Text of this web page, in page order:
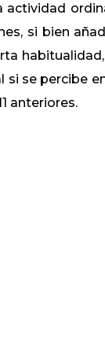
si bien
se percibe
anteriores.​